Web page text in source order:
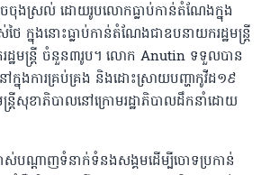
ចចុងស្រល់ ដោយរូបលោកធ្លាប់កាន់តំណែងក្នុង
ថៃ ក្នុងនោះធ្លាប់កាន់តំណែងជាឧបនាយករដ្ឋមន្ត្រី
ដ្ឋមន្ត្រី ចំនួន៣រូប។ លោក Anutin ទទួលបាន
ៅក្នុងការគ្រប់គ្រង និងដោះស្រាយបញ្ហាកូវីដ១៩
ន្ត្រីសុខាភិបាលនៅក្រោមរដ្ឋាភិបាលដឹកនាំដោយ
បណ្ដាញទំនាក់ទំនងសង្គមដើម្បីចោទប្រកាន់